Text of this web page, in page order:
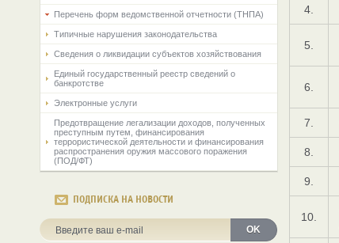
Перечень форм ведомственной отчетности (ТНПА)
Типичные нарушения законодательства
Сведения о ликвидации субъектов хозяйствования
Единый государственный реестр сведений о
банкротстве
Электронные услуги
Предотвращение легализации доходов, полученных
преступным путем, финансирования
террористической деятельности и финансирования
распространения оружия массового поражения
(ПОД/ФТ)
ПОДПИСКА НА НОВОСТИ
OK
4.
5.
6.
7.
8.
9.
10.